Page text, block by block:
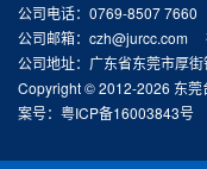
公司电话：0769-8507
公司邮箱：czh@jurcc.com
公司地址：广东省东莞市厚
Copyright © 2012-2026 东莞
案号： 粤ICP备16003843号